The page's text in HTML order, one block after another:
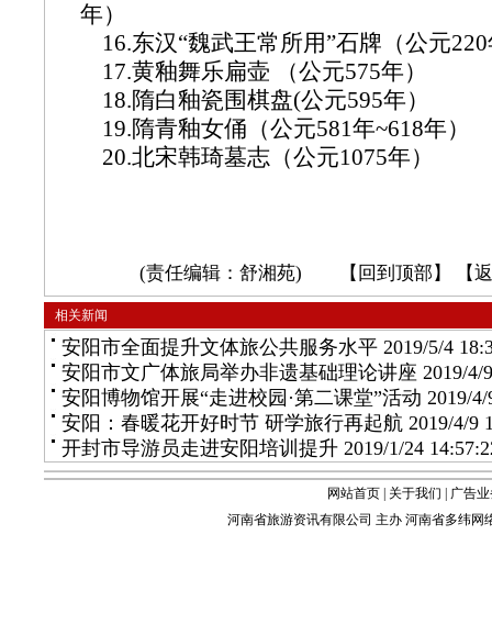
年）
16.东汉“魏武王常所用”石牌（公元
17.黄釉舞乐扁壶 （公元575年）
18.隋白釉瓷围棋盘(公元595年）
19.隋青釉女俑（公元581年~618年）
20.北宋韩琦墓志（公元1075年）
(责任编辑：舒湘苑) 【 回到顶部 】 【
相关新闻
安阳市全面提升文体旅公共服务水平 2019/5/4
安阳市文广体旅局举办非遗基础理论讲座 2019/4/
安阳博物馆开展“走进校园·第二课堂”活动 2019/
安阳：春暖花开好时节 研学旅行再起航 2019/4/9
开封市导游员走进安阳培训提升 2019/1/24
网站首页 关于我们
广告
河南省旅游资讯有限公司 主办 河南省多纬